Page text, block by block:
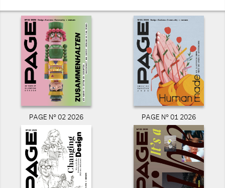
PAGE N° 02 2026 PAGE N° 01 2026